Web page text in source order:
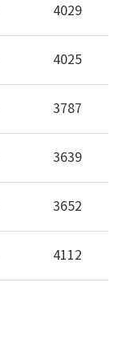
4029
4025
3787
3639
3652
4112